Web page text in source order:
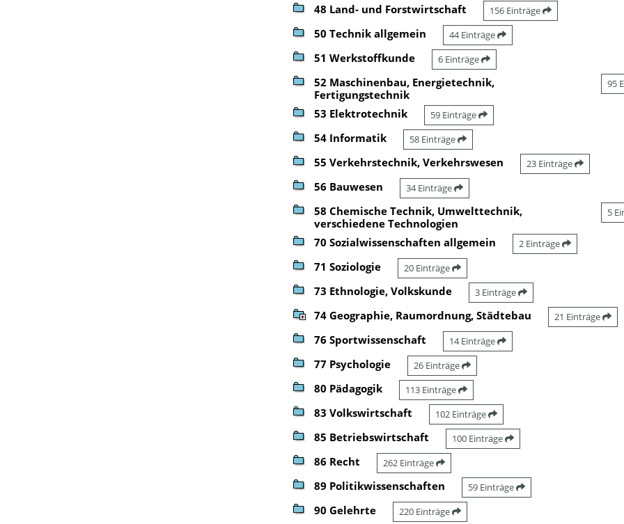
48 Land- und Forstwirtschaft 156 Einträge
50 Technik allgemein 44 Einträge
51 Werkstoffkunde 6 Einträge
52 Maschinenbau, Energietechnik,
Fertigungstechnik
95
53 Elektrotechnik 59 Einträge
54 Informatik 58 Einträge
55 Verkehrstechnik, Verkehrswesen 23 Einträge
56 Bauwesen 34 Einträge
58 Chemische Technik, Umwelttechnik,
verschiedene Technologien
5
70 Sozialwissenschaften allgemein 2 Einträge
71 Soziologie 20 Einträge
73 Ethnologie, Volkskunde 3 Einträge
74 Geographie, Raumordnung, Städtebau 21 Einträge
76 Sportwissenschaft 14 Einträge
77 Psychologie 26 Einträge
80 Pädagogik 113 Einträge
83 Volkswirtschaft 102 Einträge
85 Betriebswirtschaft 100 Einträge
86 Recht 262 Einträge
89 Politikwissenschaften 59 Einträge
90 Gelehrte 220 Einträge